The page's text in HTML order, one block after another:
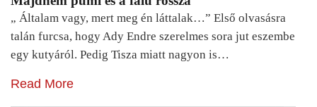
„ Általam vagy, mert meg én láttalak…” Első olvasásra
talán furcsa, hogy Ady Endre szerelmes sora jut eszembe
egy kutyáról. Pedig Tisza miatt nagyon is…
Read More